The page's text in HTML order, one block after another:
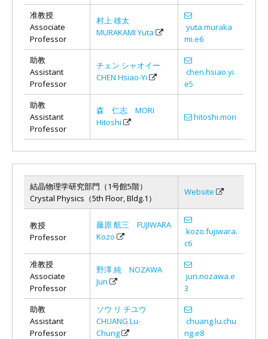
准教授
Associate
Professor
村上 雄太
MURAKAMI Yuta
yuta.muraka
mi.e6
助教
Assistant
Professor
チェン シャオイー
CHEN Hsiao-Yi
chen.hsiao.yi.
e5
助教
Assistant
Professor
森 仁志 MORI
Hitoshi
hitoshi.mori
結晶物理学研究部門（1号館5階）
Crystal Physics（5th Floor, Bldg.1）
Website
教授
Professor
藤原 航三 FUJIWARA
Kozo
kozo.fujiwara.
c6
准教授
Associate
Professor
野澤 純 NOZAWA
Jun
jun.nozawa.e
3
助教
Assistant
Professor
ソウ リ チユウ
CHUANG Lu-
Chung
chuang.lu.chu
ng.e8